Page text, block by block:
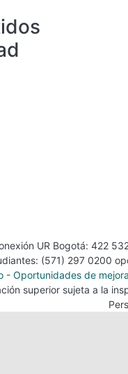
UR Bogotá: 422
(571) 297 0200
- Oportunidades de mejora
superior sujeta a la